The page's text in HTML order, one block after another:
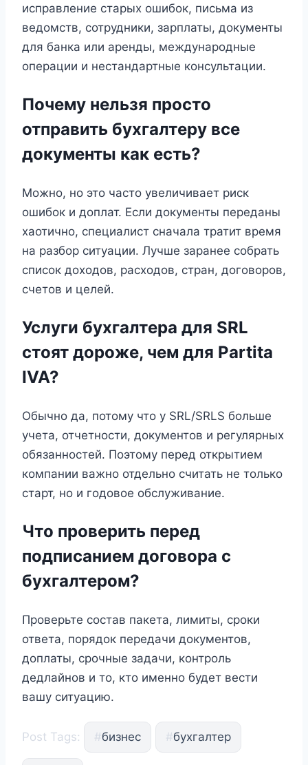
исправление старых ошибок, письма из
ведомств, сотрудники, зарплаты, документы
для банка или аренды, международные
операции и нестандартные консультации.
Почему нельзя просто
отправить бухгалтеру все
документы как есть?
Можно, но это часто увеличивает риск
ошибок и доплат. Если документы переданы
хаотично, специалист сначала тратит время
на разбор ситуации. Лучше заранее собрать
список доходов, расходов, стран, договоров,
счетов и целей.
Услуги бухгалтера для SRL
стоят дороже, чем для Partita
IVA?
Обычно да, потому что у SRL/SRLS больше
учета, отчетности, документов и регулярных
обязанностей. Поэтому перед открытием
компании важно отдельно считать не только
старт, но и годовое обслуживание.
Что проверить перед
подписанием договора с
бухгалтером?
Проверьте состав пакета, лимиты, сроки
ответа, порядок передачи документов,
доплаты, срочные задачи, контроль
дедлайнов и то, кто именно будет вести
вашу ситуацию.
Post Tags: #бизнес #бухгалтер